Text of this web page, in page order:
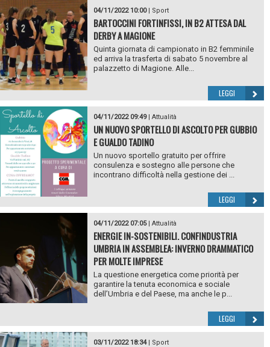
04/11/2022 10:00| Sport
BARTOCCINI FORTINFISSI, IN B2 ATTESA DAL
DERBY A MAGIONE
Quinta giornata di campionato in B2 femminile
ed arriva la trasferta di sabato 5 novembre al
palazzetto di Magione. Alle...
LEGGI
04/11/2022 09:49| Attualità
UN NUOVO SPORTELLO DI ASCOLTO PER GUBBIO
E GUALDO TADINO
Un nuovo sportello gratuito per offrire
consulenza e sostegno alle persone che
incontrano difficoltà nella gestione dei ...
LEGGI
04/11/2022 07:05| Attualità
ENERGIE IN-SOSTENIBILI. CONFINDUSTRIA
UMBRIA IN ASSEMBLEA: INVERNO DRAMMATICO
PER MOLTE IMPRESE
La questione energetica come priorità per
garantire la tenuta economica e sociale
dell’Umbria e del Paese, ma anche le p...
LEGGI
03/11/2022 18:34| Sport